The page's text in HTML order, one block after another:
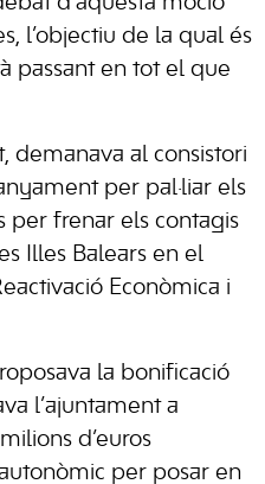
l’objectiu de la qual és
passant en tot el que
demanava al consistori
per pal·liar els
per frenar els contagis
Illes Balears en el
Econòmica i
la bonificació
l’ajuntament a
d’euros
per posar en